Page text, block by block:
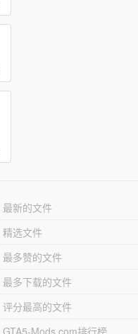
最新的文件
精选文件
最多赞的文件
最多下载的文件
评分最高的文件
GTA5-Mods.com排行榜